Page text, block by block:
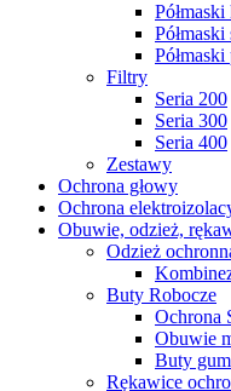
Filtry
Seria 200
Seria 300
Seria 400
Zestawy
Ochrona głowy
Ochrona
Obuwie, odzież,
Odzież
Buty Robocze
Ochrona
Obuwie
Buty
Rękawice